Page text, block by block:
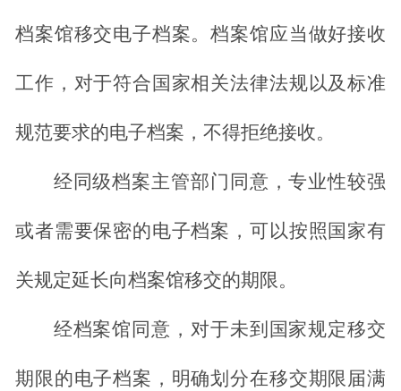
档案馆移交电子档案。档案馆应当做好接收
工作，对于符合国家相关法律法规以及标准
规范要求的电子档案，不得拒绝接收。
经同级档案主管部门同意，专业性较强
或者需要保密的电子档案，可以按照国家有
关规定延长向档案馆移交的期限。
经档案馆同意，对于未到国家规定移交
期限的电子档案，明确划分在移交期限届满